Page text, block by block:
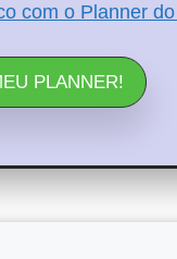
com o Planner
PLANNER!